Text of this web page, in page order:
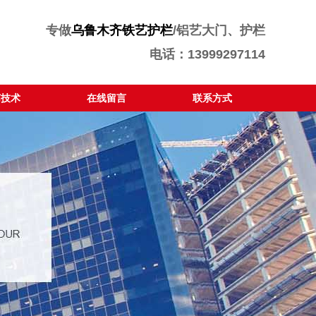
专做乌鲁木齐铁艺护栏/铝艺大门、护栏
电话：13999297114
术 在线留言 联系方式